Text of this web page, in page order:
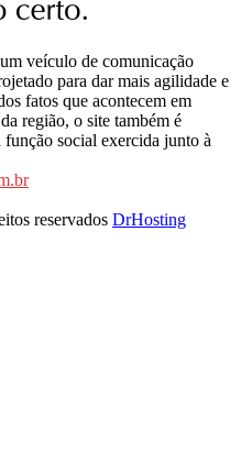
veículo de comunicação
para dar mais agilidade e
fatos que acontecem em
região, o site também é
social exercida junto à
reservados DrHosting